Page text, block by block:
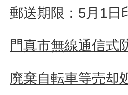
郵送期限：5月1日
門真市無線通信式
廃棄自転車等売却